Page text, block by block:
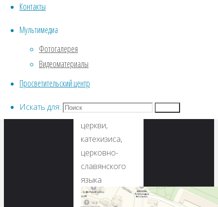
Контакты
Мультимедиа
Фотогалерея
Видеоматериалы
Просветительский центр
Искать для:
ветхого и
нового завета,
истории
церкви,
катехизиса,
церковно-
славянского
языка